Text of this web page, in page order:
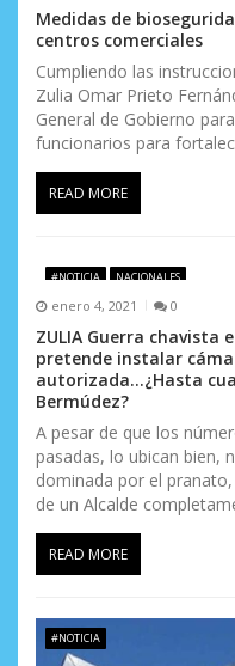
n
t
r
a
d
s
Medidas de
centros comerciales
Cumpliendo las
Zulia Omar Prieto
General de Gobierno
funcionarios para
READ MORE
#NOTICIA NACIONALES
enero 4, 2021 0
ZULIA Guerra chavista
pretende instalar
autorizada…¿Hasta
Bermúdez?
A pesar de que los
pasadas, lo ubican bien,
dominada por el
de un Alcalde
READ MORE
#NOTICIA